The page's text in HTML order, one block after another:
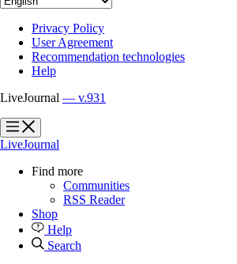
Privacy Policy
User Agreement
Recommendation technologies
Help
LiveJournal — v.931
?
?
LiveJournal
Find more
Communities
RSS Reader
Shop
Help
Search